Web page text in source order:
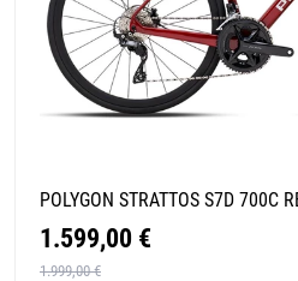
POLYGON STRATTOS S7D 700C
1.599,00 €
1.999,00 €